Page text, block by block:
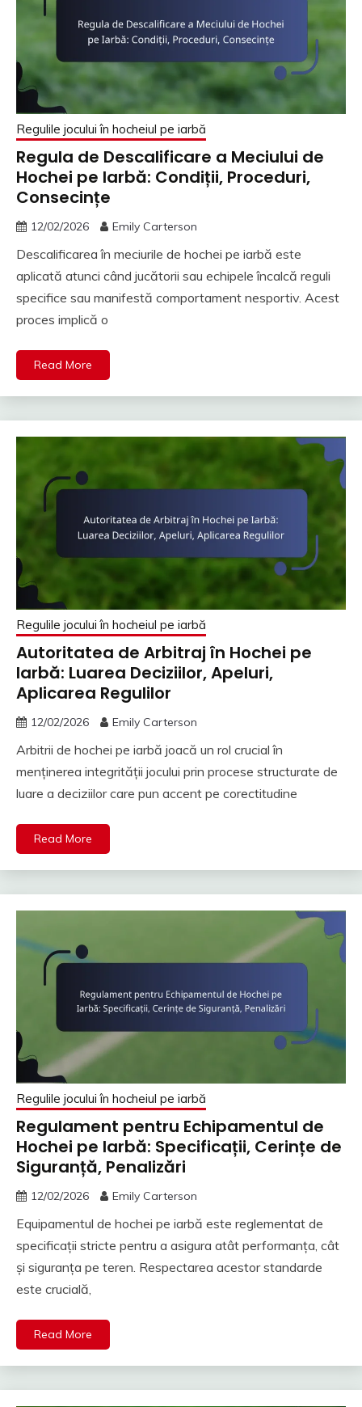
Regulile jocului în hocheiul pe iarbă
Regula de Descalificare a Meciului de
Hochei pe Iarbă: Condiții, Proceduri,
Consecințe
12/02/2026 Emily Carterson
Descalificarea în meciurile de hochei pe iarbă este
aplicată atunci când jucătorii sau echipele încalcă reguli
specifice sau manifestă comportament nesportiv. Acest
proces implică o
Read More
Regulile jocului în hocheiul pe iarbă
Autoritatea de Arbitraj în Hochei pe
Iarbă: Luarea Deciziilor, Apeluri,
Aplicarea Regulilor
12/02/2026 Emily Carterson
Arbitrii de hochei pe iarbă joacă un rol crucial în
menținerea integrității jocului prin procese structurate de
luare a deciziilor care pun accent pe corectitudine
Read More
Regulile jocului în hocheiul pe iarbă
Regulament pentru Echipamentul de
Hochei pe Iarbă: Specificații, Cerințe de
Siguranță, Penalizări
12/02/2026 Emily Carterson
Equipamentul de hochei pe iarbă este reglementat de
specificații stricte pentru a asigura atât performanța, cât
și siguranța pe teren. Respectarea acestor standarde
este crucială,
Read More